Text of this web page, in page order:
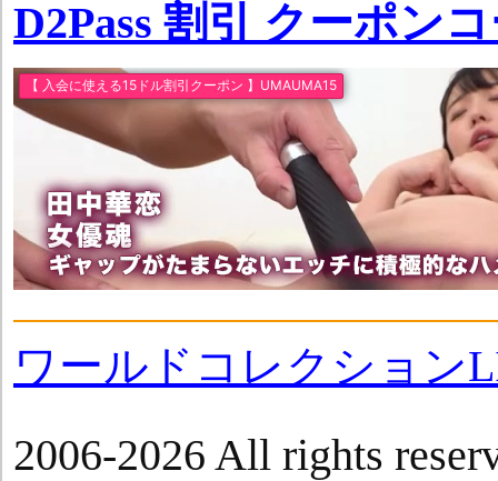
D2Pass 割引 クーポン
ワールドコレクション
2006-2026 All rights